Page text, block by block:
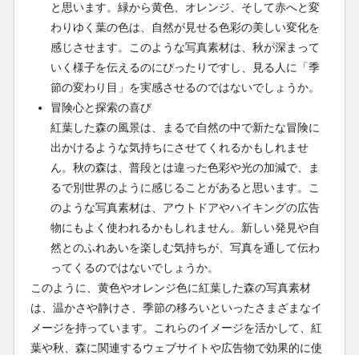
と思います。緑から黄色、オレンジ、そして赤へと変
わりゆく葉の色は、自然が見せる色彩の美しい変化を
感じさせます。このような写真素材は、秋が深まって
いく様子を伝えるのにぴったりですし、見る人に「季
節の変わり目」を実感させるのではないでしょうか。
冒険心と探索の喜び
紅葉した森の風景は、まるで自然の中で新たな冒険に
出かけるような気持ちにさせてくれるかもしれませ
ん。秋の森は、普段とは違った色彩や光の加減で、ま
るで別世界のように感じることがあると思います。こ
のような写真素材は、アウトドアやハイキングの広告
物にもよく使われるかもしれません。新しい発見や自
然とのふれあいを楽しむ気持ちが、写真を通して伝わ
ってくるのではないでしょうか。
このように、黄色やオレンジ色に紅葉した森の写真素材
は、温かさや静けさ、季節の移ろいといったさまざまなイ
メージを持っています。これらのイメージを活かして、紅
葉や秋、森に関連するウェブサイトや広告物で効果的に使